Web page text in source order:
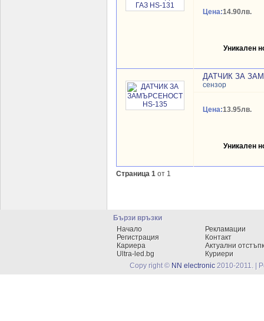
Цена:14.90лв.
Уникален
ДАТЧИК ЗА
сензор
Цена:13.95лв.
Уникален
Страница 1 от 1
Бързи връзки
Начало
Рекламации
Регистрация
Контакт
Кариера
Актуални
Ultra-led.bg
Куриери
Copy right © NN electronic 2010-2011. |